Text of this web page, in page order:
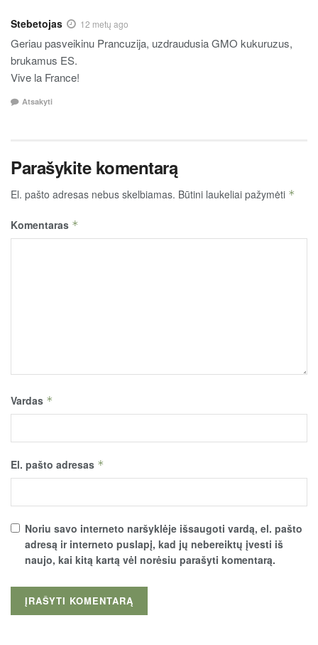
Stebetojas 12 metų ago
Geriau pasveikinu Prancuzija, uzdraudusia GMO kukuruzus,
brukamus ES.
Vive la France!
Atsakyti
Parašykite komentarą
El. pašto adresas nebus skelbiamas. Būtini laukeliai pažymėti *
Komentaras *
Vardas *
El. pašto adresas *
Noriu savo interneto naršyklėje išsaugoti vardą, el. pašto
adresą ir interneto puslapį, kad jų nebereiktų įvesti iš
naujo, kai kitą kartą vėl norėsiu parašyti komentarą.